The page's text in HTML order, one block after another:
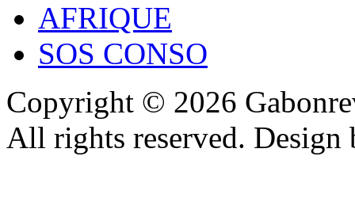
AFRIQUE
SOS CONSO
Copyright © 2026
All rights reserved.